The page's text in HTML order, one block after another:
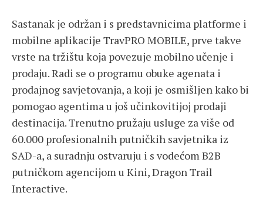
Sastanak je održan i s predstavnicima platforme i
mobilne aplikacije TravPRO MOBILE, prve takve
vrste na tržištu koja povezuje mobilno učenje i
prodaju. Radi se o programu obuke agenata i
prodajnog savjetovanja, a koji je osmišljen kako bi
pomogao agentima u još učinkovitijoj prodaji
destinacija. Trenutno pružaju usluge za više od
60.000 profesionalnih putničkih savjetnika iz
SAD-a, a suradnju ostvaruju i s vodećom B2B
putničkom agencijom u Kini, Dragon Trail
Interactive.